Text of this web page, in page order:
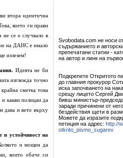
втора идентична
което ги прави
не се е случвало в
на ДАНС е имало
излезем!
Идеята не би
изглежда точно
сметка това
и какви полицаи да
дава и вето върху
и устойчивост на
и мощен да
които обаче си
Svobodata.com не носи
съдържанието и
препечатани статии -
на автор и линк на
Подкрепете Откритото
до главния прокурор
иска започването на
срещу лицето Сергей
бивш министър-
заради причинени от
бездействия щети в
Можете да изразите
петиция на адрес: http://
otkrito_pismo_sugarev